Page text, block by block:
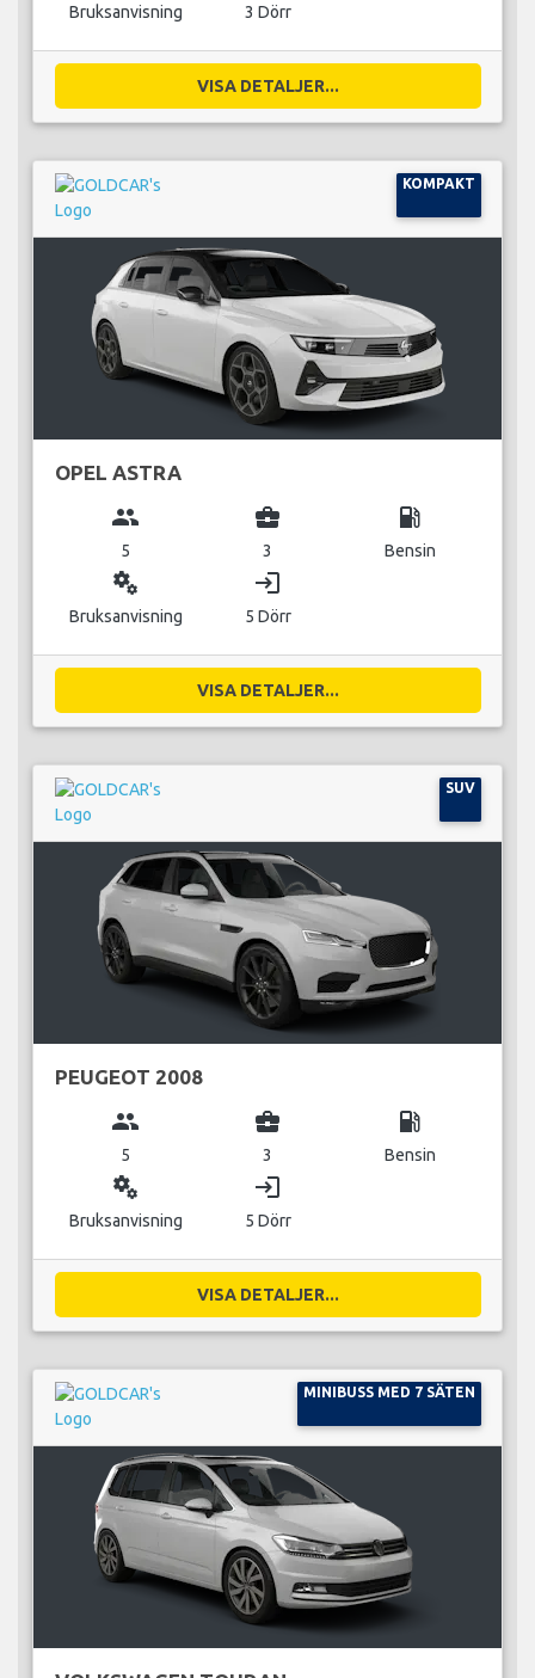
Bruksanvisning 3 Dörr
VISA DETALJER...
KOMPAKT
OPEL ASTRA
group
5
business_center
3
local_gas_station
Bensin
miscellaneous_services
Bruksanvisning
login
5 Dörr
VISA DETALJER...
SUV
PEUGEOT 2008
group
5
business_center
3
local_gas_station
Bensin
miscellaneous_services
Bruksanvisning
login
5 Dörr
VISA DETALJER...
MINIBUSS MED 7 SÄTEN